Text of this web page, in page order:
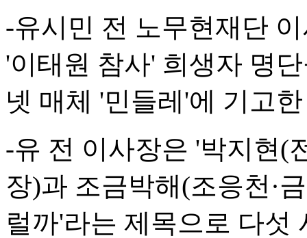
-유시민 전 노무현재단
'이태원 참사' 희생자 명
넷 매체 '민들레'에 기고
-유 전 이사장은 '박지현(
장)과 조금박해(조응천·
럴까'라는 제목으로 다섯